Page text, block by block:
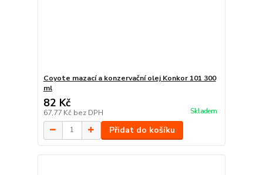
Coyote mazací a konzervační olej Konkor 101 300
ml
82 Kč
67,77 Kč bez DPH Skladem
Přidat do košíku